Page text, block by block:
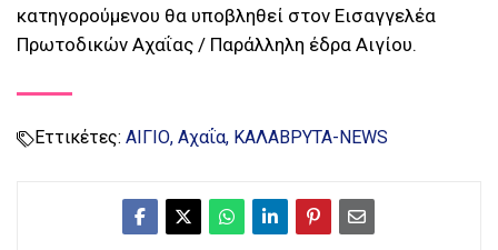
κατηγορούμενου θα υποβληθεί στον Εισαγγελέα
Πρωτοδικών Αχαΐας / Παράλληλη έδρα Αιγίου.
Εττικέτες: ΑΙΓΙΟ Αχαΐα ΚΑΛΑΒΡΥΤΑ-NEWS